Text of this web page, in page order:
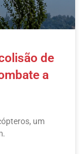
de
a
um